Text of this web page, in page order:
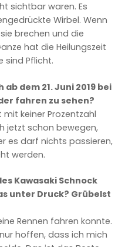
sichtbar waren. Es
Wirbel. Wenn
brechen und die
hat die Heilungszeit
sind Pflicht.
dem 21. Juni 2019 bei
fahren zu sehen?
keiner Prozentzahl
jetzt schon bewegen,
es darf nichts passieren,
werden.
Kawasaki Schnock
unter Druck? Grübelst
Rennen fahren konnte.
hoffen, dass ich mich